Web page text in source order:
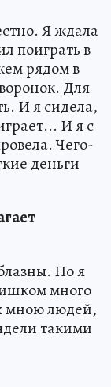
Я ждала
поиграть в
рядом в
Для
И я сидела,
И я с
Чего-
деньги
Но я
много
мною людей,
такими